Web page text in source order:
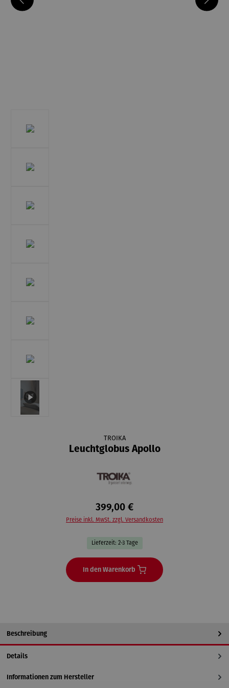
TROIKA
Leuchtglobus Apollo
399,00 €
Preise inkl. MwSt. zzgl. Versandkosten
Lieferzeit: 2-3 Tage
In den Warenkorb
Beschreibung
Details
Informationen zum Hersteller